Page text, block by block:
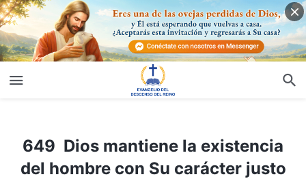
649 Dios mantiene la existencia
del hombre con Su carácter justo